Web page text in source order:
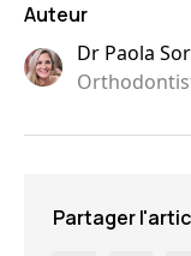
Auteur
Dr Paola
Partager